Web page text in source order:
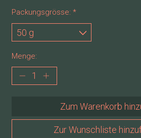
Packungsgrösse: *
Menge:
Zum Warenkorb
Zur Wunschliste